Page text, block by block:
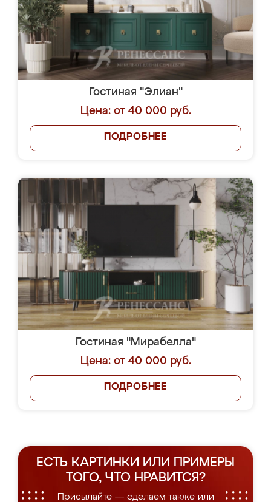
Гостиная "Элиан"
Цена: от 40 000 руб.
ПОДРОБНЕЕ
Гостиная "Мирабелла"
Цена: от 40 000 руб.
ПОДРОБНЕЕ
ЕСТЬ КАРТИНКИ ИЛИ ПРИМЕРЫ
ТОГО, ЧТО НРАВИТСЯ?
Присылайте — сделаем также или